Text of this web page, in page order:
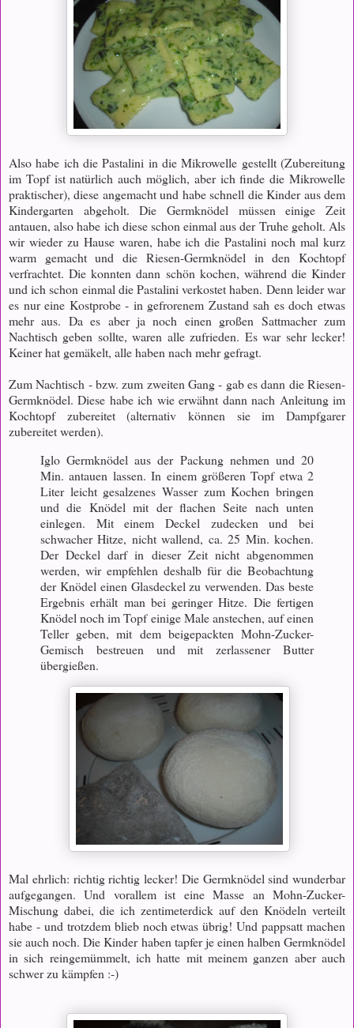
Also habe ich die Pastalini in die Mikrowelle gestellt (Zubereitung
im Topf ist natürlich auch möglich, aber ich finde die Mikrowelle
praktischer), diese angemacht und habe schnell die Kinder aus dem
Kindergarten abgeholt. Die Germknödel müssen einige Zeit
antauen, also habe ich diese schon einmal aus der Truhe geholt. Als
wir wieder zu Hause waren, habe ich die Pastalini noch mal kurz
warm gemacht und die Riesen-Germknödel in den Kochtopf
verfrachtet. Die konnten dann schön kochen, während die Kinder
und ich schon einmal die Pastalini verkostet haben. Denn leider war
es nur eine Kostprobe - in gefrorenem Zustand sah es doch etwas
mehr aus. Da es aber ja noch einen großen Sattmacher zum
Nachtisch geben sollte, waren alle zufrieden. Es war sehr lecker!
Keiner hat gemäkelt, alle haben nach mehr gefragt.
Zum Nachtisch - bzw. zum zweiten Gang - gab es dann die Riesen-
Germknödel. Diese habe ich wie erwähnt dann nach Anleitung im
Kochtopf zubereitet (alternativ können sie im Dampfgarer
zubereitet werden).
Iglo Germknödel aus der Packung nehmen und 20
Min. antauen lassen. In einem größeren Topf etwa 2
Liter leicht gesalzenes Wasser zum Kochen bringen
und die Knödel mit der flachen Seite nach unten
einlegen. Mit einem Deckel zudecken und bei
schwacher Hitze, nicht wallend, ca. 25 Min. kochen.
Der Deckel darf in dieser Zeit nicht abgenommen
werden, wir empfehlen deshalb für die Beobachtung
der Knödel einen Glasdeckel zu verwenden. Das beste
Ergebnis erhält man bei geringer Hitze. Die fertigen
Knödel noch im Topf einige Male anstechen, auf einen
Teller geben, mit dem beigepackten Mohn-Zucker-
Gemisch bestreuen und mit zerlassener Butter
übergießen.
Mal ehrlich: richtig richtig lecker! Die Germknödel sind wunderbar
aufgegangen. Und vorallem ist eine Masse an Mohn-Zucker-
Mischung dabei, die ich zentimeterdick auf den Knödeln verteilt
habe - und trotzdem blieb noch etwas übrig! Und pappsatt machen
sie auch noch. Die Kinder haben tapfer je einen halben Germknödel
in sich reingemümmelt, ich hatte mit meinem ganzen aber auch
schwer zu kämpfen :-)